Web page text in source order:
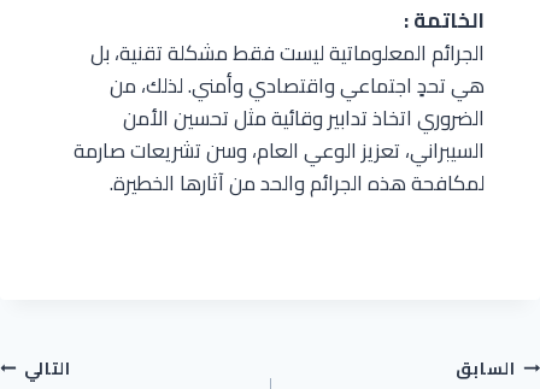
الخاتمة :
الجرائم المعلوماتية ليست فقط مشكلة تقنية، بل
هي تحدٍ اجتماعي واقتصادي وأمني. لذلك، من
الضروري اتخاذ تدابير وقائية مثل تحسين الأمن
السيبراني، تعزيز الوعي العام، وسن تشريعات صارمة
لمكافحة هذه الجرائم والحد من آثارها الخطيرة.
السابق التالي